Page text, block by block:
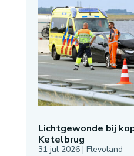
Lichtgewonde bij
Ketelbrug
31 jul 2026| Flevoland